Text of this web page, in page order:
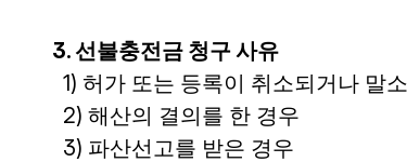
3. 선불충전금 청구 사유
1) 허가 또는 등록이 취소되거나 말
2) 해산의 결의를 한 경우
3) 파산선고를 받은 경우